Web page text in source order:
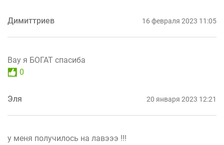
Димиттриев 16 февраля 2023 11:05
Вау я БОГАТ спасиба
0
Эля 20 января 2023 12:21
у меня получилось на лавэээ !!!